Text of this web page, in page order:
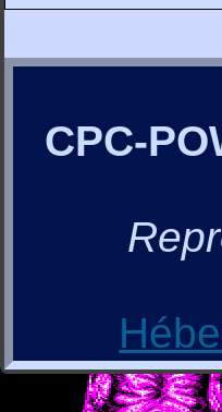
CPC-